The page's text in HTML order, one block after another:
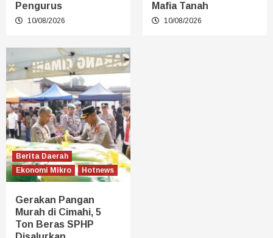
Pengurus
10/08/2026
Mafia Tanah
10/08/2026
Berita Daerah
Ekonomi Mikro
Hotnews
Gerakan Pangan
Murah di Cimahi, 5
Ton Beras SPHP